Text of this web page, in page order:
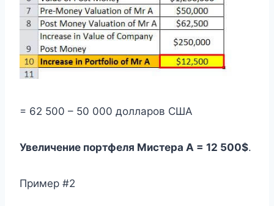
= 62 500 – 50 000 долларов США
Увеличение портфеля Мистера А = 12 500$.
Пример #2